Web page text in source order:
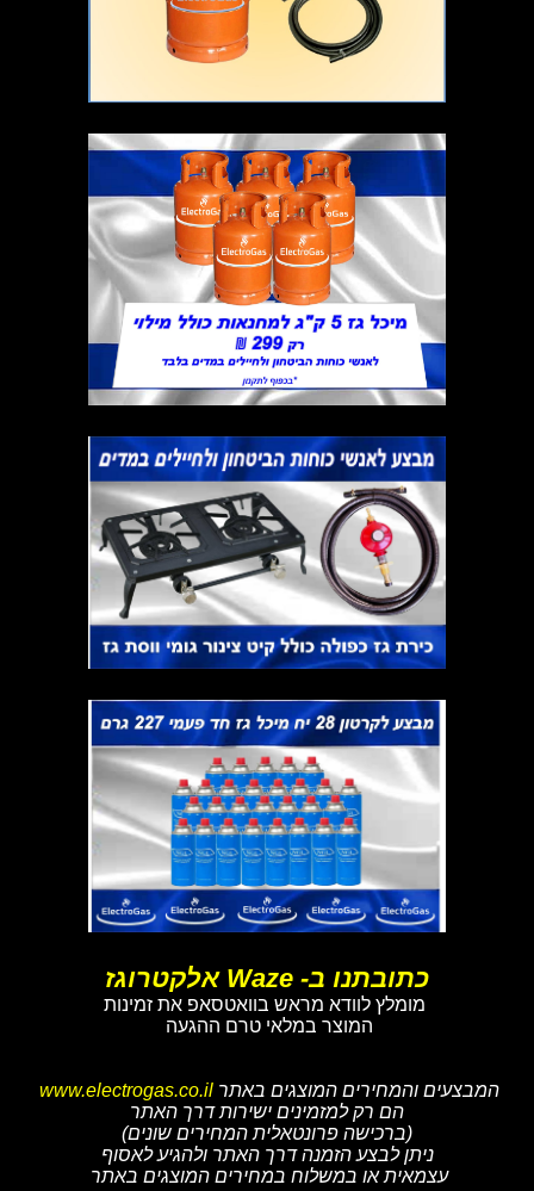
כתובתנו ב- Waze אלקטרוגז
מומלץ לוודא מראש בוואטסאפ את זמינות
המוצר במלאי טרם ההגעה
המבצעים והמחירים המוצגים באתר www.electrogas.co.il
הם רק למזמינים ישירות דרך האתר
(ברכישה פרונטאלית המחירים שונים)
ניתן לבצע הזמנה דרך האתר ולהגיע לאסוף
עצמאית או במשלוח במחירים המוצגים באתר